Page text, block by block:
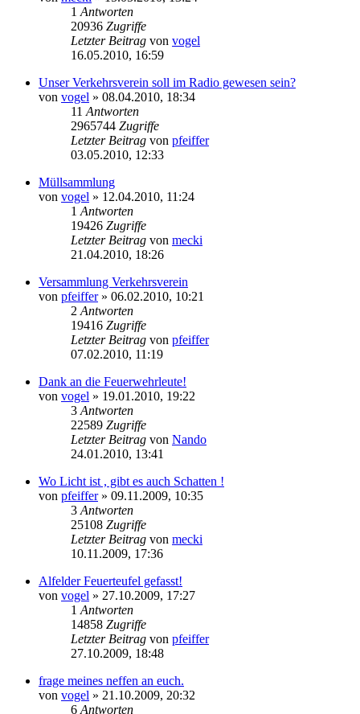
1 Antworten
20936 Zugriffe
Letzter Beitrag von vogel
16.05.2010, 16:59
Unser Verkehrsverein soll im Radio gewesen sein?
von vogel » 08.04.2010, 18:34
11 Antworten
2965744 Zugriffe
Letzter Beitrag von pfeiffer
03.05.2010, 12:33
Müllsammlung
von vogel » 12.04.2010, 11:24
1 Antworten
19426 Zugriffe
Letzter Beitrag von mecki
21.04.2010, 18:26
Versammlung Verkehrsverein
von pfeiffer» 06.02.2010, 10:21
2 Antworten
19416 Zugriffe
Letzter Beitrag von pfeiffer
07.02.2010, 11:19
Dank an die Feuerwehrleute!
von vogel » 19.01.2010, 19:22
3 Antworten
22589 Zugriffe
Letzter Beitrag von Nando
24.01.2010, 13:41
Wo Licht ist , gibt es auch Schatten !
von pfeiffer» 09.11.2009, 10:35
3 Antworten
25108 Zugriffe
Letzter Beitrag von mecki
10.11.2009, 17:36
Alfelder Feuerteufel gefasst!
von vogel » 27.10.2009, 17:27
1 Antworten
14858 Zugriffe
Letzter Beitrag von pfeiffer
27.10.2009, 18:48
frage meines neffen an euch.
von vogel » 21.10.2009, 20:32
6 Antworten